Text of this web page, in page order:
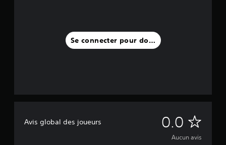
Se connecter pour donner un avis
Avis global des joueurs 0.0 A
u
Aucun avis